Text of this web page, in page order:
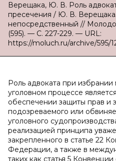
Верещака, Ю. В. Роль
пресечения / Ю. В.
непосредственный //
(595). — С. 227-229. — URL:
https://moluch.ru/archive/595/
Роль адвоката при
уголовном процессе
обеспечении защиты прав и
подозреваемого или
уголовного
реализацией принципа
закрепленного в статье 22
Федерации, а также в
таких как статья 5